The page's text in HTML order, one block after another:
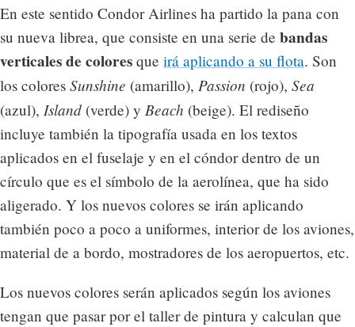
En este sentido Condor Airlines ha partido la pana con
su nueva librea, que consiste en una serie de bandas
verticales de colores que irá aplicando a su flota. Son
los colores Sunshine (amarillo), Passion (rojo), Sea
(azul), Island (verde) y Beach (beige). El rediseño
incluye también la tipografía usada en los textos
aplicados en el fuselaje y en el cóndor dentro de un
círculo que es el símbolo de la aerolínea, que ha sido
aligerado. Y los nuevos colores se irán aplicando
también poco a poco a uniformes, interior de los aviones,
material de a bordo, mostradores de los aeropuertos, etc.
Los nuevos colores serán aplicados según los aviones
tengan que pasar por el taller de pintura y calculan que